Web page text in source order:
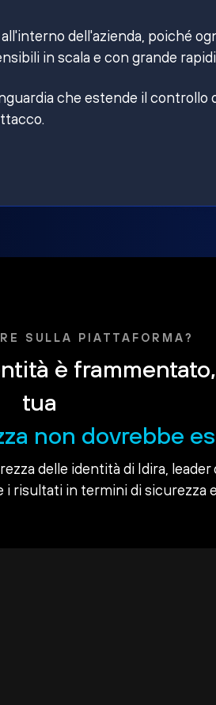
dell'azienda, poiché
in scala e con grande
che estende il controllo
SULLA PIATTAFORMA?
è
tua
non dovrebbe
delle identità di Idira,
i risultati in termini di sicurezza